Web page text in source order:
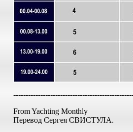
From Yachting Monthly
Перевод Сергея СВИСТУЛА.